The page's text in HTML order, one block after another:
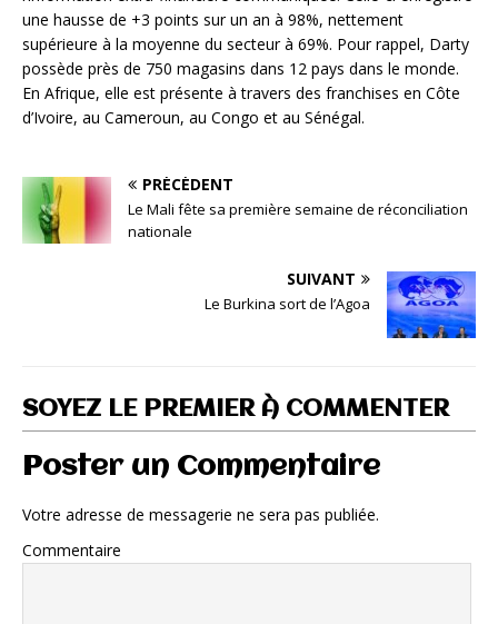
une hausse de +3 points sur un an à 98%, nettement
supérieure à la moyenne du secteur à 69%. Pour rappel, Darty
possède près de 750 magasins dans 12 pays dans le monde.
En Afrique, elle est présente à travers des franchises en Côte
d’Ivoire, au Cameroun, au Congo et au Sénégal.
PRÉCÉDENT
Le Mali fête sa première semaine de réconciliation
nationale
SUIVANT
Le Burkina sort de l’Agoa
SOYEZ LE PREMIER À COMMENTER
Poster un Commentaire
Votre adresse de messagerie ne sera pas publiée.
Commentaire